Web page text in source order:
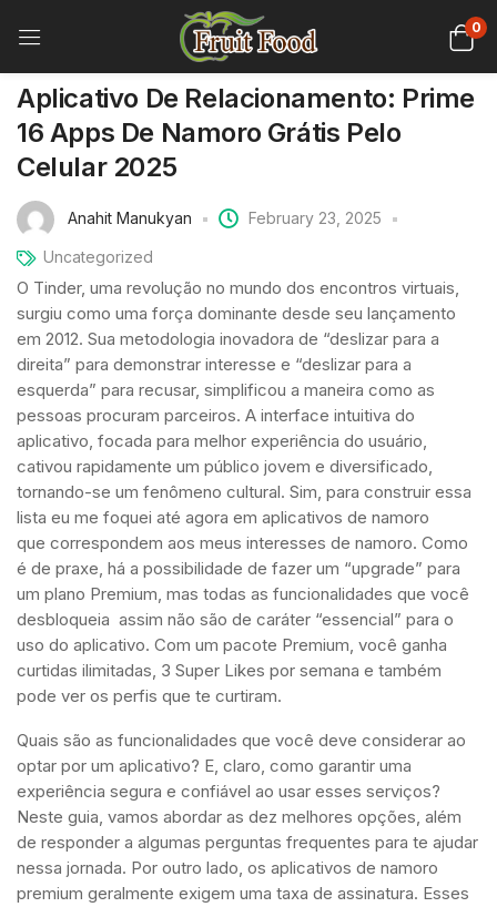
0
Aplicativo De Relacionamento: Prime
16 Apps De Namoro Grátis Pelo
Celular 2025
Anahit Manukyan February 23, 2025
Uncategorized
O Tinder, uma revolução no mundo dos encontros virtuais,
surgiu como uma força dominante desde seu lançamento
em 2012. Sua metodologia inovadora de “deslizar para a
direita” para demonstrar interesse e “deslizar para a
esquerda” para recusar, simplificou a maneira como as
pessoas procuram parceiros. A interface intuitiva do
aplicativo, focada para melhor experiência do usuário,
cativou rapidamente um público jovem e diversificado,
tornando-se um fenômeno cultural. Sim, para construir essa
lista eu me foquei até agora em aplicativos de namoro
que correspondem aos meus interesses de namoro. Como
é de praxe, há a possibilidade de fazer um “upgrade” para
um plano Premium, mas todas as funcionalidades que você
desbloqueia assim não são de caráter “essencial” para o
uso do aplicativo. Com um pacote Premium, você ganha
curtidas ilimitadas, 3 Super Likes por semana e também
pode ver os perfis que te curtiram.
Quais são as funcionalidades que você deve considerar ao
optar por um aplicativo? E, claro, como garantir uma
experiência segura e confiável ao usar esses serviços?
Neste guia, vamos abordar as dez melhores opções, além
de responder a algumas perguntas frequentes para te ajudar
nessa jornada. Por outro lado, os aplicativos de namoro
premium geralmente exigem uma taxa de assinatura. Esses